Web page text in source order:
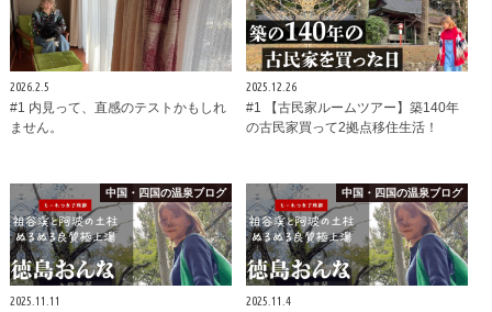
2026.2.5
#1 内見って、直感のテストかもしれ
ません。
2025.12.26
#1 【古民家ルームツアー】築140年
の古民家買って2拠点移住生活！
中国・四国の温泉ブログ
2025.11.11
中国・四国の温泉ブログ
2025.11.4